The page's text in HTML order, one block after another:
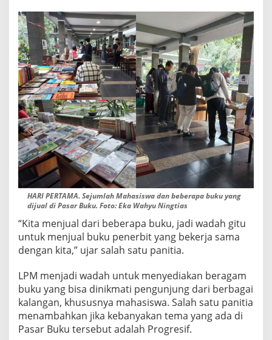
A
D
I
E
S
N
A
T
A
L
S
K
E
-
4
2
HARI PERTAMA. Sejumlah Mahasiswa dan beberapa buku yang
dijual di Pasar Buku. Foto: Eka Wahyu Ningtias
“Kita menjual dari beberapa buku, jadi wadah gitu
untuk menjual buku penerbit yang bekerja sama
dengan kita,” ujar salah satu panitia.
LPM menjadi wadah untuk menyediakan beragam
buku yang bisa dinikmati pengunjung dari berbagai
kalangan, khususnya mahasiswa. Salah satu panitia
menambahkan jika kebanyakan tema yang ada di
Pasar Buku tersebut adalah Progresif.